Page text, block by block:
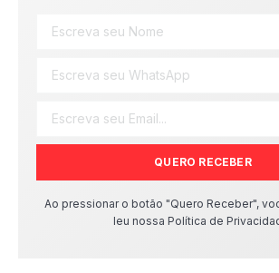
QUERO RECEBER
Ao pressionar o botão "Quero Receber",
leu nossa Política de